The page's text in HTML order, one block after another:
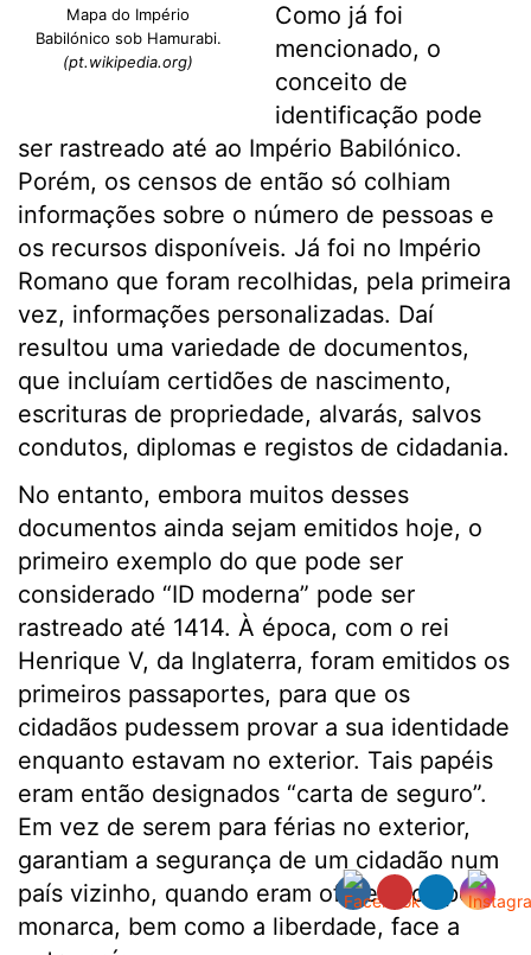
Mapa do Império
Babilónico sob Hamurabi.
(pt.wikipedia.org)
Como já foi
mencionado, o
conceito de
identificação pode
ser rastreado até ao Império Babilónico.
Porém, os censos de então só colhiam
informações sobre o número de pessoas e
os recursos disponíveis. Já foi no Império
Romano que foram recolhidas, pela primeira
vez, informações personalizadas. Daí
resultou uma variedade de documentos,
que incluíam certidões de nascimento,
escrituras de propriedade, alvarás, salvos
condutos, diplomas e registos de cidadania.
No entanto, embora muitos desses
documentos ainda sejam emitidos hoje, o
primeiro exemplo do que pode ser
considerado “ID moderna” pode ser
rastreado até 1414. À época, com o rei
Henrique V, da Inglaterra, foram emitidos os
primeiros passaportes, para que os
cidadãos pudessem provar a sua identidade
enquanto estavam no exterior. Tais papéis
eram então designados “carta de seguro”.
Em vez de serem para férias no exterior,
garantiam a segurança de um cidadão num
país vizinho, quando eram oferecidos pelo
monarca, bem como a liberdade, face a